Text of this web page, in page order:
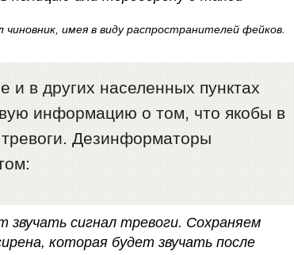
чиновник, имея в виду распространителей фейков.
и в других населенных пунктах
информацию о том, что якобы в
Дезинформаторы
звучать сигнал тревоги. Сохраняем
которая будет звучать после